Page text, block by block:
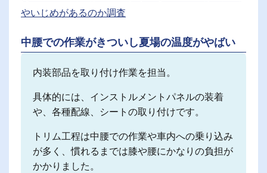
やいじめがあるのか調査
中腰での作業がきついし夏場の温度がやばい
内装部品を取り付け作業を担当。
具体的には、インストルメントパネルの装着
や、各種配線、シートの取り付けです。
トリム工程は中腰での作業や車内への乗り込み
が多く、慣れるまでは膝や腰にかなりの負担が
かかりました。